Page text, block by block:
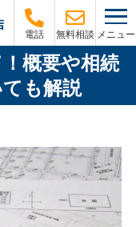
電話 無料相談 メニュー
概要や相続
も解説